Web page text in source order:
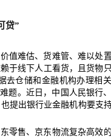
贷”
值难估、货难管、难以处
于线下人工看货，且货物
去仓储和金融机构办理相
难题。 近日 ，中国人民银行
提出银行业金融机构要支
零售、京东物流复杂高效